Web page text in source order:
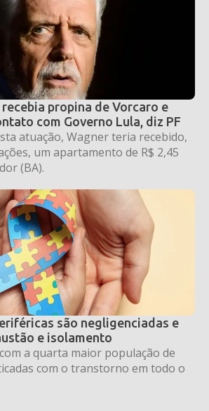
propina de Vorcaro e
com Governo Lula, diz PF
atuação, Wagner teria recebido,
um apartamento de R$ 2,45
(BA).
são negligenciadas e
e isolamento
a quarta maior população de
com o transtorno em todo o